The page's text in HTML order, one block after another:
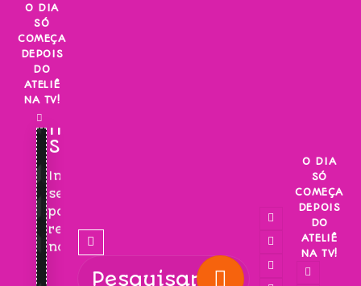
Skip
content
O DIA
SÓ
COMEÇA
DEPOIS
DO
ATELIÊ
NA TV!
INSCREVA-
SE!
Inscreva-
se
para
receber
novidades!
O DIA
SÓ
COMEÇA
DEPOIS
DO
ATELIÊ
NA TV!